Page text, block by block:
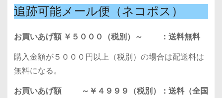
追跡可能メール便（ネコポス）
お買いあげ額 ￥５０００（税別）～ ：送料無料
購入金額が５０００円以上（税別）の場合は配送料は
無料になる。
お買いあげ額 ～￥４９９９（税別）：送料（全国